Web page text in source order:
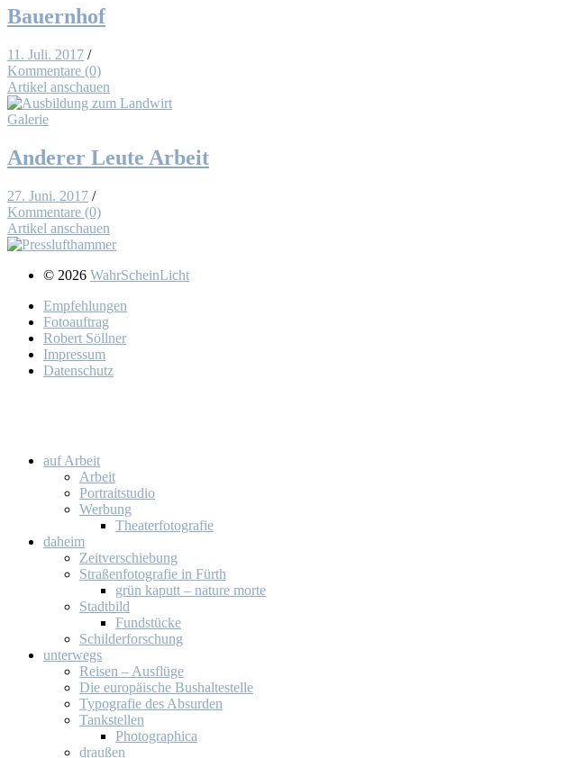
Bau­ern­hof
11. Juli. 2017 /
Kommentare (0)
Artikel anschauen
Galerie
An­de­rer Leu­te Ar­beit
27. Juni. 2017 /
Kommentare (0)
Artikel anschauen
© 2026 WahrScheinLicht
Emp­feh­lun­gen
Fo­to­auf­trag
Ro­bert Söll­ner
Im­pres­sum
Da­ten­schutz
auf Ar­beit
Ar­beit
Por­trait­stu­dio
Wer­bung
Thea­ter­fo­to­gra­fie
da­heim
Zeit­ver­schie­bung
Stra­ßen­fo­to­gra­fie in Fürth
grün ka­putt – na­tu­re mor­te
Stadt­bild
Fund­stü­cke
Schil­der­for­schung
un­ter­wegs
Rei­sen – Aus­flü­ge
Die eu­ro­päi­sche Bus­hal­te­stel­le
Ty­po­gra­fie des Ab­sur­den
Tank­stel­len
Pho­to­gra­phi­ca
drau­ßen